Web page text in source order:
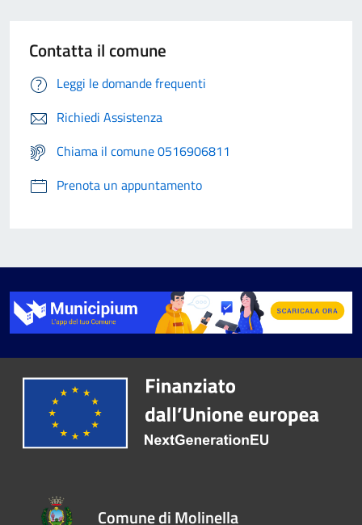
Contatta il comune
Leggi le domande frequenti
Richiedi Assistenza
Chiama il comune 0516906811
Prenota un appuntamento
Comune di Molinella